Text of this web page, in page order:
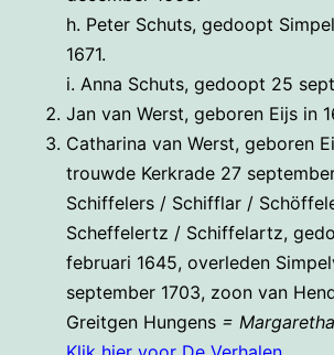
h. Peter Schuts, gedoopt
1671.
i. Anna Schuts, gedoopt 25
Jan van Werst, geboren Eijs in
Catharina van Werst, geboren
trouwde Kerkrade 27
Schiffelers / Schifflar /
Scheffelertz / Schiffelartz,
februari 1645, overleden
september 1703, zoon van
Greitgen Hungens =